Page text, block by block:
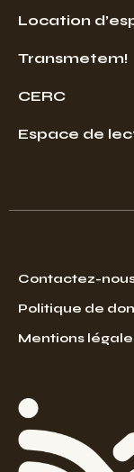
Location
Transmetem!
CERC
Espace de
Contactez-
Politique de
Mentions